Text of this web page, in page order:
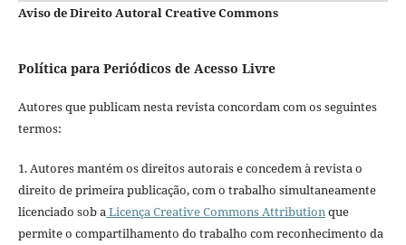
Aviso de Direito Autoral Creative Commons
Política para Periódicos de Acesso Livre
Autores que publicam nesta revista concordam com os seguintes
termos:
1. Autores mantém os direitos autorais e concedem à revista o
direito de primeira publicação, com o trabalho simultaneamente
licenciado sob aLicença Creative Commons Attributionque
permite o compartilhamento do trabalho com reconhecimento da